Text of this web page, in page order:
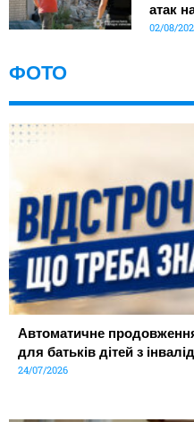
атак
02/08/
ФОТО
Автоматичне
для батьків дітей з
24/07/2026